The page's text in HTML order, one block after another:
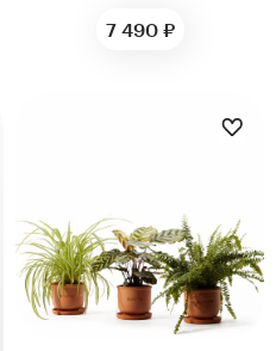
7 490 ₽